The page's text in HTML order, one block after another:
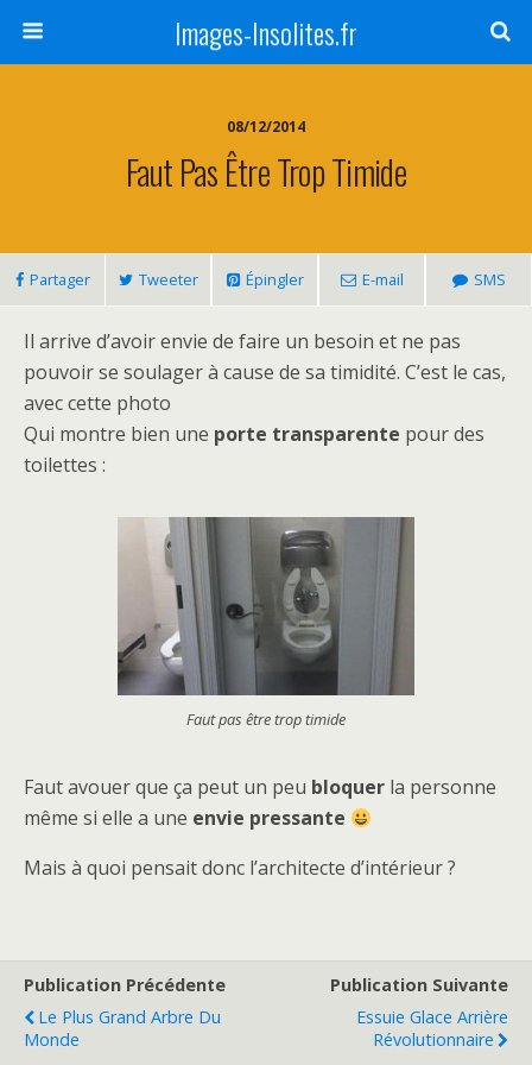
Images-Insolites.fr
08/12/2014
Faut Pas Être Trop Timide
Partager Tweeter Épingler E-mail SMS
Il arrive d’avoir envie de faire un besoin et ne pas
pouvoir se soulager à cause de sa timidité. C’est le cas,
avec cette photo
Qui montre bien une porte transparente pour des
toilettes :
Faut pas être trop timide
Faut avouer que ça peut un peu bloquer la personne
même si elle a une envie pressante
Mais à quoi pensait donc l’architecte d’intérieur ?
Publication Précédente
Le Plus Grand Arbre Du
Monde
Publication Suivante
Essuie Glace Arrière
Révolutionnaire